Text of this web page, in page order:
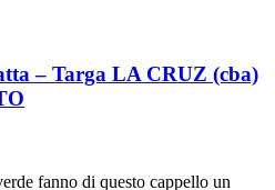
– Targa LA CRUZ (cba)
fanno di questo cappello un